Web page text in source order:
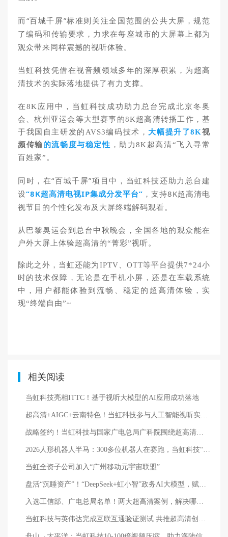
而“百城千屏”标准则关注全国范围的公共大屏，规范
了编码和传输要求，力求在每座城市的大屏幕上都为
观众带来同样震撼的视听体验。
当虹科技凭借在视音频领域多年的深厚积累，为超高
清技术的实际落地提供了有力支撑。
在8K应用中，当虹科技成功助力总台完成北京冬奥
会、杭州亚运会等大型赛事的8K超高清转播工作，基
于我国自主研发的AVS3编码技术， 大幅提升了8K视
频传输的流畅度与稳定性 ，助力8K超高清“飞入寻常
百姓家”。
同时，在“百城千屏”项目中，当虹科技还助力总台建
设“8K超高清电视IP集成分发平台” ，支持8K超高清电
视节目的个性化发布及大屏终端解码观看。
从巴黎奥运会到总台中秋晚会，全国各地的观众能在
户外大屏上体验超高清的“菁彩”视听。
除此之外，当虹还能为IPTV、OTT等平台提供7*24小
时的技术保障，无论是在手机小屏，还是在车载系统
中，用户都能体验到流畅、稳定的超高清体验，实
现“终端自由”~
相关阅读
当虹科技亮相ITTC！基于视听大模型的AI应用成功落地
超高清+AIGC+云南特色！当虹科技参与人工智能视听实验室建设
战略签约！当虹科技与国家广电总局广科院围绕超高清、AI深入合作
2026人形机器人半马：300多位机器人在赛跑，当虹科技“机器人摄像师”在直播
当虹全资子公司加入“广州移动元宇宙联盟”
盘活“沉睡资产”！“DeepSeek+虹小智”政务AI大模型，赋能国有资产数智化
入选工信部、广电总局名单！两大超高清案例，解决哪些痛点？
当虹科技与英伟达完成互联互通验证测试 共推超高清创新发展